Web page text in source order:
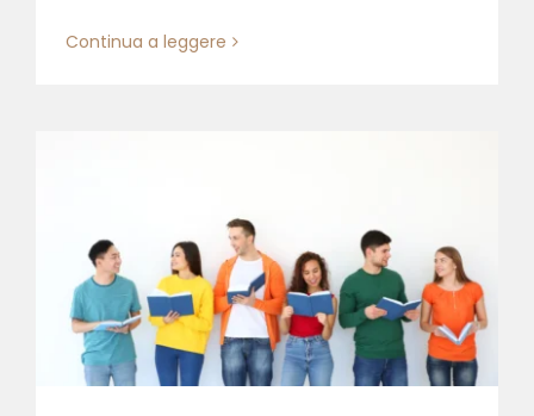
Continua a leggere